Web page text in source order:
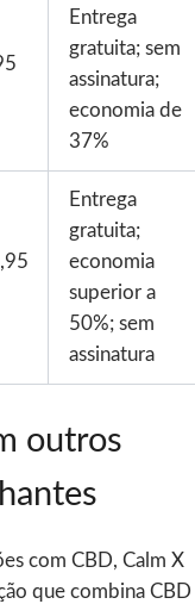
Entrega
gratuita; sem
assinatura;
economia de
37%
Entrega
gratuita;
economia
superior a
50%; sem
assinatura
outros
com CBD, Calm X
que combina CBD